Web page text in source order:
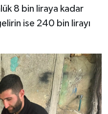
8 bin liraya kadar
ise 240 bin lirayı